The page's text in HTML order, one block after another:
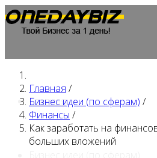
Главная
Главная /
Бизнес идеи (по сферам) /
Финансы /
Как заработать на
больших вложений